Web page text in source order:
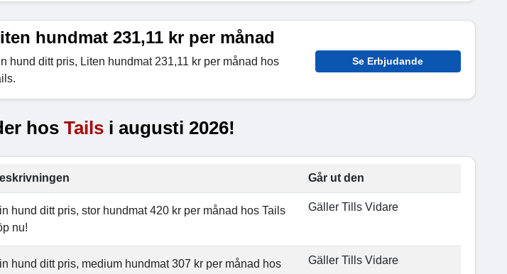
hundmat 231,11 kr per månad
hund ditt pris, Liten hundmat 231,11 kr per månad hos
Se Erbjudande
hos Tails i augusti 2026!
Går ut den
hund ditt pris, stor hundmat 420 kr per månad hos Tails
nu!
Gäller Tills Vidare
hund ditt pris, medium hundmat 307 kr per månad hos
Gäller Tills Vidare